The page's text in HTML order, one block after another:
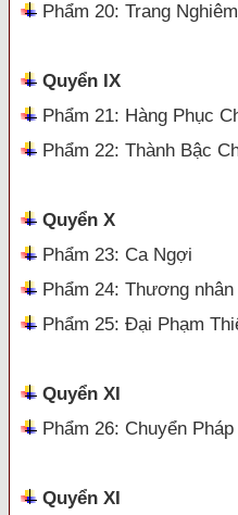
Phẩm 20: Trang
Quyển IX
Phẩm 21: Hàng Phục
Phẩm 22: Thành Bậc
Quyển X
Phẩm 23: Ca Ngợi
Phẩm 24: Thương
Phẩm 25: Đại Phạm
Quyển XI
Phẩm 26: Chuyển Pháp
Quyển XI